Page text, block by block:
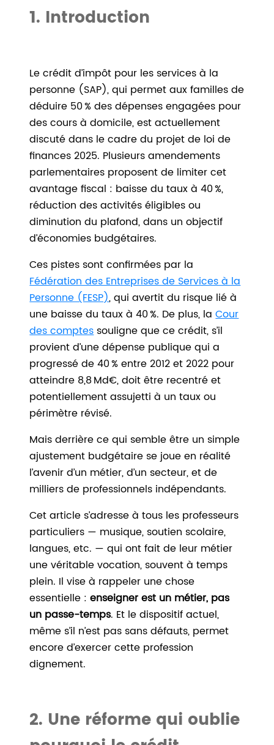
1. Introduction
Le crédit d’impôt pour les services à la
personne (SAP), qui permet aux familles de
déduire 50 % des dépenses engagées pour
des cours à domicile, est actuellement
discuté dans le cadre du projet de loi de
finances 2025. Plusieurs amendements
parlementaires proposent de limiter cet
avantage fiscal : baisse du taux à 40 %,
réduction des activités éligibles ou
diminution du plafond, dans un objectif
d’économies budgétaires.
Ces pistes sont confirmées par la
Fédération des Entreprises de Services à la
Personne (FESP), qui avertit du risque lié à
une baisse du taux à 40 %. De plus, laCour
des comptessouligne que ce crédit, s’il
provient d’une dépense publique qui a
progressé de 40 % entre 2012 et 2022 pour
atteindre 8,8 Md€, doit être recentré et
potentiellement assujetti à un taux ou
périmètre révisé.
Mais derrière ce qui semble être un simple
ajustement budgétaire se joue en réalité
l’avenir d’un métier, d’un secteur, et de
milliers de professionnels indépendants.
Cet article s’adresse à tous les professeurs
particuliers — musique, soutien scolaire,
langues, etc. — qui ont fait de leur métier
une véritable vocation, souvent à temps
plein. Il vise à rappeler une chose
essentielle :enseigner est un métier, pas
un passe-temps. Et le dispositif actuel,
même s’il n’est pas sans défauts, permet
encore d’exercer cette profession
dignement.
2. Une réforme qui oublie